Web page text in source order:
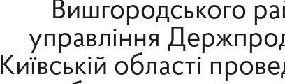
Вишгородського
управління
Київській області